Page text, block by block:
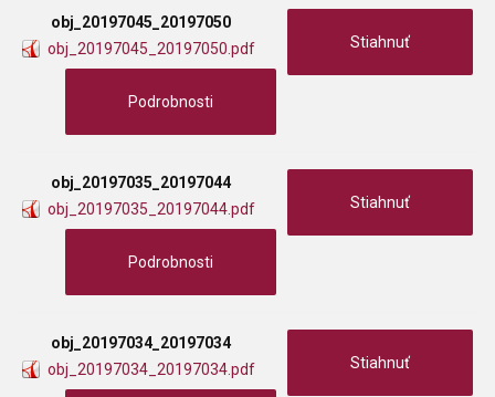
obj_20197045_20197050
obj_20197045_20197050.pdf
Stiahnuť
Podrobnosti
obj_20197035_20197044
obj_20197035_20197044.pdf
Stiahnuť
Podrobnosti
obj_20197034_20197034
obj_20197034_20197034.pdf
Stiahnuť